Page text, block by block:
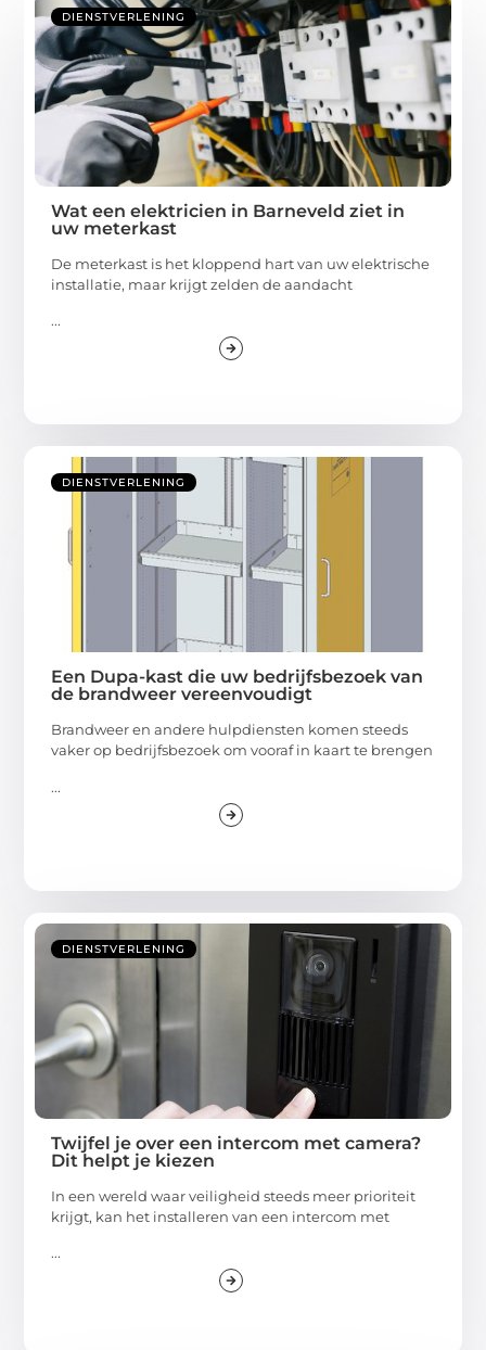
DIENSTVERLENING
Wat een elektricien in Barneveld ziet in
uw meterkast
De meterkast is het kloppend hart van uw elektrische
installatie, maar krijgt zelden de aandacht
...
DIENSTVERLENING
Een Dupa-kast die uw bedrijfsbezoek van
de brandweer vereenvoudigt
Brandweer en andere hulpdiensten komen steeds
vaker op bedrijfsbezoek om vooraf in kaart te brengen
...
DIENSTVERLENING
Twijfel je over een intercom met camera?
Dit helpt je kiezen
In een wereld waar veiligheid steeds meer prioriteit
krijgt, kan het installeren van een intercom met
...